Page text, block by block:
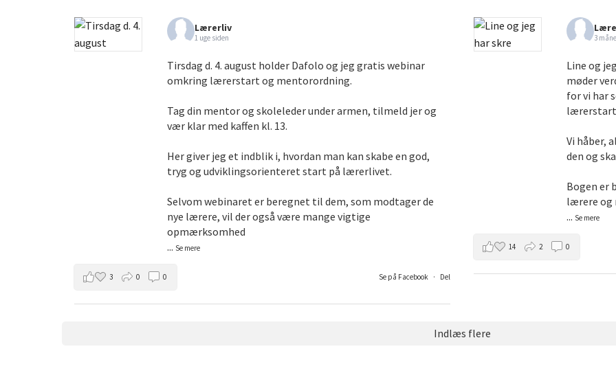
Lærerliv
1 uge siden
Tirsdag d. 4. august holder Dafolo og jeg gratis webinar
omkring lærerstart og mentorordning.
Tag din mentor og skoleleder under armen, tilmeld jer og
vær klar med kaffen kl. 13.
Her giver jeg et indblik i, hvordan man kan skabe en god,
tryg og udviklingsorienteret start på lærerlivet.
Selvom webinaret er beregnet til dem, som modtager de
nye lærere, vil der også være mange vigtige
opmærksomhed
... Se mere
Se på Facebook · Del
3 0 0
3
Line og
møder
for vi har
Vi håber,
den og
Bogen er
lærere og
... Se mere
14 2 0
Indlæs flere